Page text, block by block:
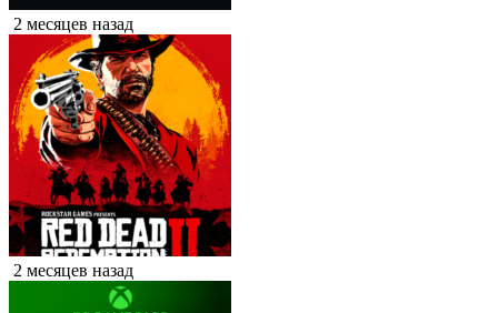
2 месяцев назад
2 месяцев назад